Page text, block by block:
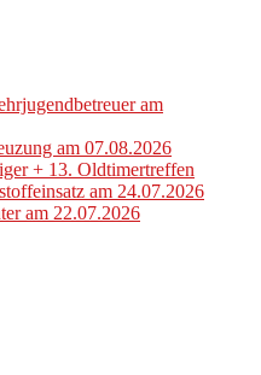
am
am 07.08.2026
+ 13. Oldtimertreffen
am 24.07.2026
am 22.07.2026